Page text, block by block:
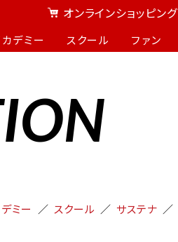
オンラインショッピング
デミー スクール ファン
ミー スクール サステナ